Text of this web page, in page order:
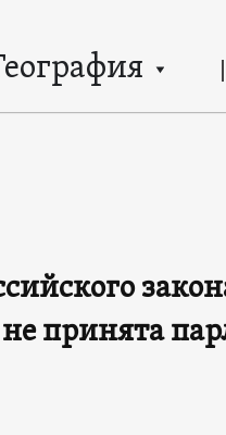
принята